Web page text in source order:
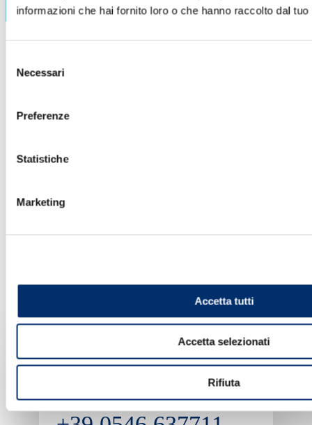
informazioni che hai fornito loro o che hanno raccolto dal
delNecessari
Preferenze
Statistiche
Marketing
Accetta tutti
Accetta selezionati
Rifiuta
ASSISTENZA REMOTA - Contatti
Telefono: